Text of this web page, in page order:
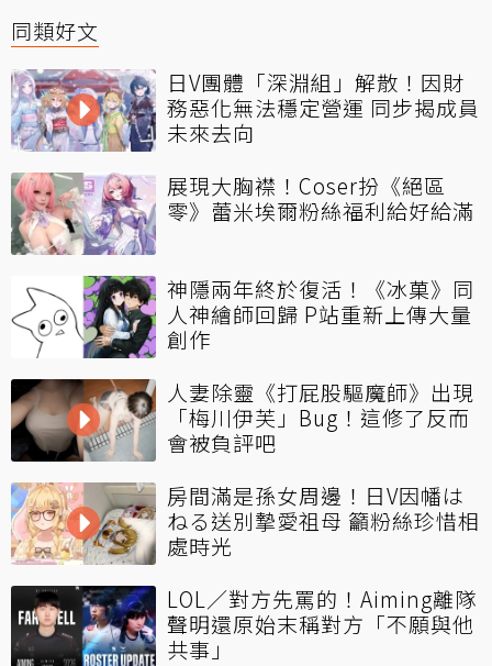
同類好文
日V團體「深淵組」解散！因財
務惡化無法穩定營運 同步揭成員
未來去向
展現大胸襟！Coser扮《絕區
零》蕾米埃爾粉絲福利給好給滿
神隱兩年終於復活！《冰菓》同
人神繪師回歸 P站重新上傳大量
創作
人妻除靈《打屁股驅魔師》出現
「梅川伊芙」Bug！這修了反而
會被負評吧
房間滿是孫女周邊！日V因幡は
ねる送別摯愛祖母 籲粉絲珍惜相
處時光
LOL／對方先罵的！Aiming離隊
聲明還原始末稱對方「不願與他
共事」